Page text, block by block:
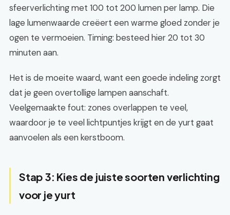
sfeerverlichting met 100 tot 200 lumen per lamp. Die
lage lumenwaarde creëert een warme gloed zonder je
ogen te vermoeien. Timing: besteed hier 20 tot 30
minuten aan.
Het is de moeite waard, want een goede indeling zorgt
dat je geen overtollige lampen aanschaft.
Veelgemaakte fout: zones overlappen te veel,
waardoor je te veel lichtpuntjes krijgt en de yurt gaat
aanvoelen als een kerstboom.
Stap 3: Kies de juiste soorten verlichting
voor je yurt